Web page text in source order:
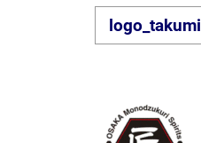
logo_takumi